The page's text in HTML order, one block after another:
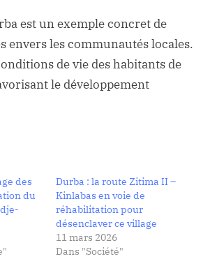
est un exemple concret de
envers les communautés locales.
de vie des habitants de
le développement
des
du
Durba : la route Zitima II –
Kinlabas en voie de
réhabilitation pour
désenclaver ce village
11 mars 2026
Dans "Société"